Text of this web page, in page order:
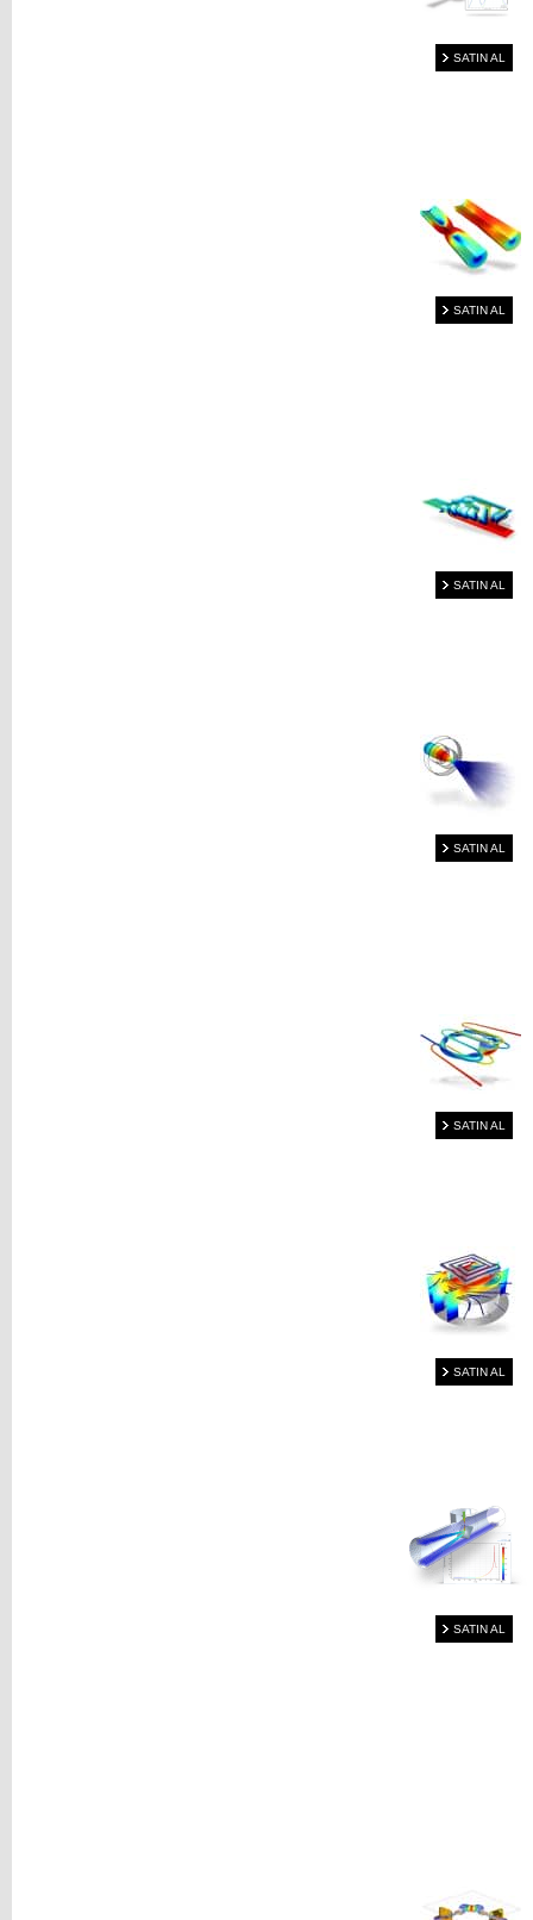
SATIN AL
SATIN AL
SATIN AL
SATIN AL
SATIN AL
SATIN AL
SATIN AL